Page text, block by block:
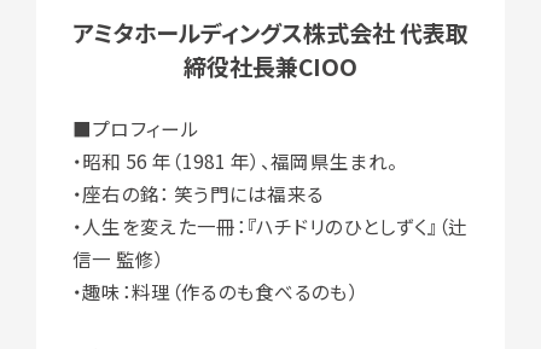
アミタホールディングス株式会社 代表取
締役社長兼CIOO
■プロフィール
・昭和 56 年（1981 年）、福岡県生まれ。
・座右の銘： 笑う門には福来る
・人生を変えた一冊：『ハチドリのひとしずく』（辻
信一 監修）
・趣味：料理（作るのも食べるのも）